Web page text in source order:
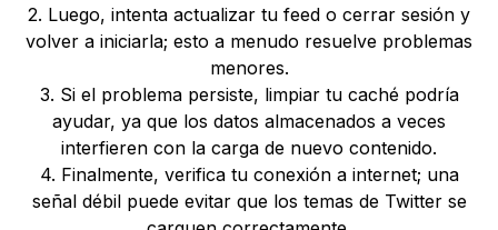
2. Luego, intenta actualizar tu feed o cerrar sesión y
volver a iniciarla; esto a menudo resuelve problemas
menores.
3. Si el problema persiste, limpiar tu caché podría
ayudar, ya que los datos almacenados a veces
interfieren con la carga de nuevo contenido.
4. Finalmente, verifica tu conexión a internet; una
señal débil puede evitar que los temas de Twitter se